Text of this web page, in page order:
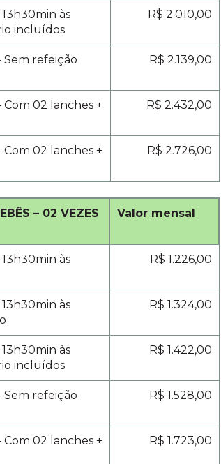
13h30min às
incluídos
R$ 2.010,00
Sem refeição
R$ 2.139,00
02 lanches +
R$ 2.432,00
02 lanches +
R$ 2.726,00
– 02 VEZES
Valor mensal
às
R$ 1.226,00
às
R$ 1.324,00
às
incluídos
R$ 1.422,00
Sem refeição
R$ 1.528,00
02 lanches +
R$ 1.723,00